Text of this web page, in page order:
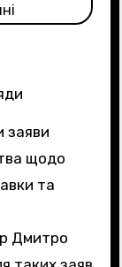
щодо
та
Дмитро